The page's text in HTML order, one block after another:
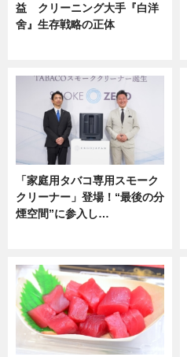
益 クリーニング大手『白洋
舍』生存戦略の正体
「家庭用タバコ専用スモーク
クリーナー」登場！“最後の分
煙空間”に参入し…